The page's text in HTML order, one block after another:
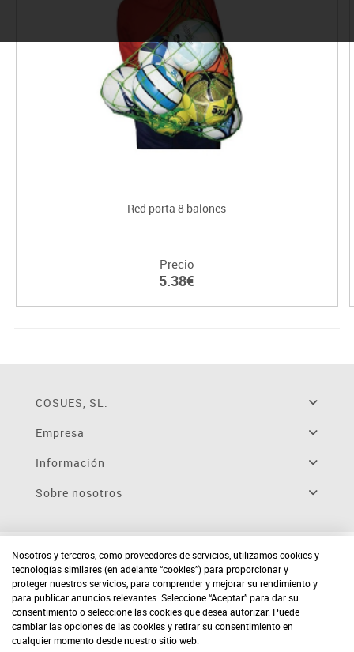
Red porta 8 balones
Precio
5.38€
COSUES, SL.
Empresa
Información
Sobre nosotros
Nosotros y terceros, como proveedores de servicios, utilizamos cookies y
tecnologías similares (en adelante “cookies”) para proporcionar y
proteger nuestros servicios, para comprender y mejorar su rendimiento y
para publicar anuncios relevantes. Seleccione “Aceptar” para dar su
consentimiento o seleccione las cookies que desea autorizar. Puede
cambiar las opciones de las cookies y retirar su consentimiento en
cualquier momento desde nuestro sitio web.